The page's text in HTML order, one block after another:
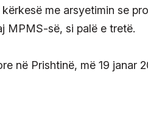
me arsyetimin se
MPMS-së, si palë e tretë.
në Prishtinë, më 19 janar